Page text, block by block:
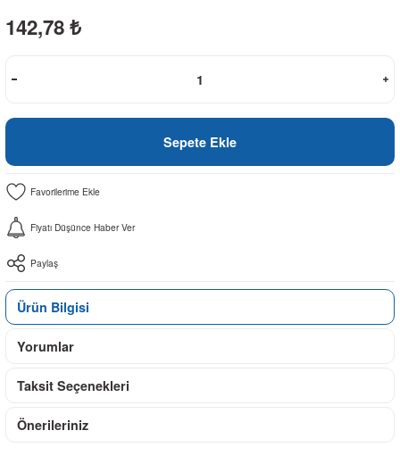
142,78 ₺
Sepete Ekle
Fiyatı Düşünce Haber Ver
Paylaş
Ürün Bilgisi
Yorumlar
Taksit Seçenekleri
Önerileriniz